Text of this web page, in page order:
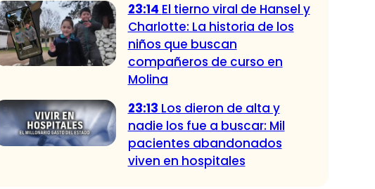
23:14 El tierno viral de Hansel y
Charlotte: La historia de los
niños que buscan
compañeros de curso en
Molina
23:13 Los dieron de alta y
nadie los fue a buscar: Mil
pacientes abandonados
viven en hospitales